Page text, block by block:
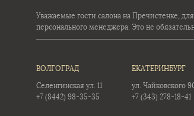
Уважаемые гости салона на Пречистенке,
персонального менеджера. Это не
ВОЛГОГРАД
Селенгинская ул. 11
+7 (8442) 98-35-35
ЕКАТЕРИНБУРГ
ул. Чайковского
+7 (343) 278-18-41